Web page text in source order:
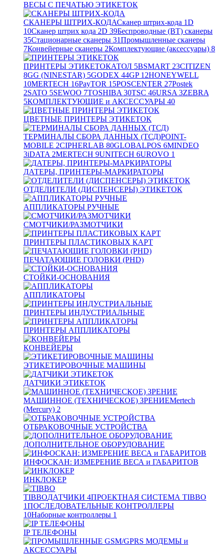
ВЕСЫ С ПЕЧАТЬЮ ЭТИКЕТОК
СКАНЕРЫ ШТРИХ-КОДАСканер штрих-кода 1D
10Сканер штрих кода 2D 39Беспроводные (BT) сканеры
35Стационарные сканеры 31Промышленные сканеры
7Конвейерные сканеры 2Комплектующие (аксессуары) 8
ПРИНТЕРЫ ЭТИКЕТОКАТОЛ 5BSMART 23CITIZEN
8GG (NINESTAR) 5GODEX 44GP12HONEYWELL
10MERTECH 16PayTOR 15POSCENTER 27Postek
2SATO 5SEWOO 7TOSHIBA 30TSC 46URSA 3ZEBRA
5КОМПЛЕКТУЮЩИЕ и АКСЕССУАРЫ 40
ЦВЕТНЫЕ ПРИНТЕРЫ ЭТИКЕТОК
ТЕРМИНАЛЫ СБОРА ДАННЫХ (ТСД)POINT-
MOBILE 2CIPHERLAB 80GLOBALPOS 6MINDEO
3iDATA 2MERTECH 9UNITECH 6UROVO 1
ДАТЕРЫ, ПРИНТЕРЫ-МАРКИРАТОРЫ
ОТДЕЛИТЕЛИ (ДИСПЕНСЕРЫ) ЭТИКЕТОК
АППЛИКАТОРЫ РУЧНЫЕ
СМОТЧИКИ/РАЗМОТЧИКИ
ПРИНТЕРЫ ПЛАСТИКОВЫХ КАРТ
ПЕЧАТАЮЩИЕ ГОЛОВКИ (PHD)
СТОЙКИ-ОСНОВАНИЯ
АППЛИКАТОРЫ
ПРИНТЕРЫ ИНДУСТРИАЛЬНЫЕ
ПРИНТЕРЫ АППЛИКАТОРЫ
КОНВЕЙЕРЫ
ЭТИКЕТИРОВОЧНЫЕ МАШИНЫ
ДАТЧИКИ ЭТИКЕТОК
МАШИННОЕ (ТЕХНИЧЕСКОЕ) ЗРЕНИЕMertech
(Mercury) 2
ОТБРАКОВОЧНЫЕ УСТРОЙСТВА
ДОПОЛНИТЕЛЬНОЕ ОБОРУДОВАНИЕ
ИНФОСКАН: ИЗМЕРЕНИЕ ВЕСА и ГАБАРИТОВ
ИНКЛОКЕР
TIBBOДАТЧИКИ 4ПРОЕКТНАЯ СИСТЕМА TIBBO
1ПОСЛЕДОВАТЕЛЬНЫЕ КОНТРОЛЛЕРЫ
10Наборные контроллеры 1
IP ТЕЛЕФОНЫ